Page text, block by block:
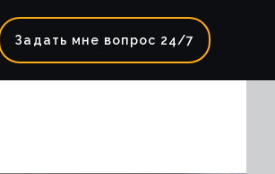
Задать мне вопрос 24/7